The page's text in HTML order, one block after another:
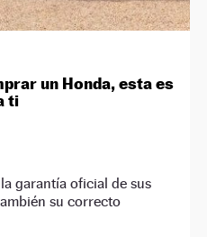
un Honda, esta es
ti
garantía oficial de sus
su correcto